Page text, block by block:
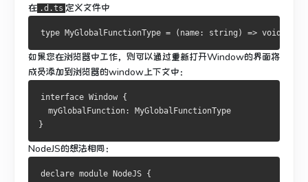
在 .d.ts 定义文件中
type MyGlobalFunctionType = ( name: string ) => void
如果您在浏览器中工作，则可以通过重新打开Window的界面将
成员添加到浏览器的window上下文中：
interface Window {
  myGlobalFunction
:
MyGlobalFunctionType
}
NodeJS的想法相同：
declare module NodeJS {